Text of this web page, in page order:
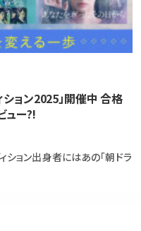
ション2025」開催中 合格
ュー?!
ョン出身者にはあの「朝ドラ